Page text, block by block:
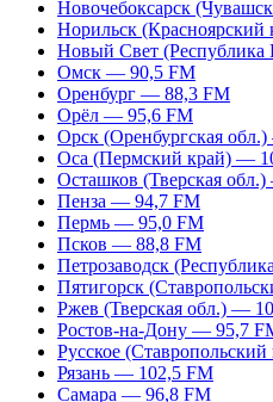
Новочебоксарск
Норильск
Новый Свет
Омск — 90,5 FM
Оренбург — 88,3 FM
Орёл — 95,6 FM
Орск (Оренбургская
Оса (Пермский край) —
Осташков (Тверская
Пенза — 94,7 FM
Пермь — 95,0 FM
Псков — 88,8 FM
Петрозаводск
Пятигорск
Ржев (Тверская обл.) —
Ростов-на-Дону — 95,7
Русское
Рязань — 102,5 FM
Самара — 96,8 FM